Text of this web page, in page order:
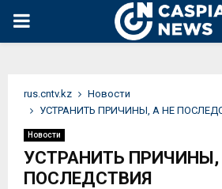
PRIMARY
rus.cntv.kz
Новости
УСТРАНИТЬ ПРИЧИНЫ, А НЕ
Новости
УСТРАНИТЬ ПРИЧИНЫ,
ПОСЛЕДСТВИЯ